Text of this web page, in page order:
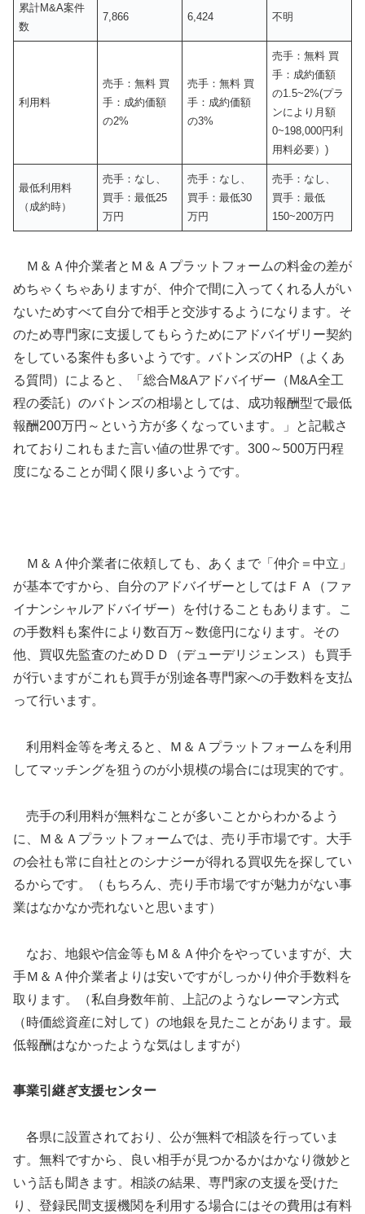
累計M&A案件
数
7,866 6,424 不明
利用料
売手：無料 買
手：成約価額
の2%
売手：無料 買
手：成約価額
の3%
売手：無料 買
手：成約価額
の1.5~2%(プラ
ンにより月額
0~198,000円利
用料必要）)
最低利用料
（成約時）
売手：なし、
買手：最低25
万円
売手：なし、
買手：最低30
万円
売手：なし、
買手：最低
150~200万円
Ｍ＆Ａ仲介業者とＭ＆Ａプラットフォームの料金の差が
めちゃくちゃありますが、仲介で間に入ってくれる人がい
ないためすべて自分で相手と交渉するようになります。そ
のため専門家に支援してもらうためにアドバイザリー契約
をしている案件も多いようです。バトンズのHP（よくあ
る質問）によると、「総合M&Aアドバイザー（M&A全工
程の委託）のバトンズの相場としては、成功報酬型で最低
報酬200万円～という方が多くなっています。」と記載さ
れておりこれもまた言い値の世界です。300～500万円程
度になることが聞く限り多いようです。
Ｍ＆Ａ仲介業者に依頼しても、あくまで「仲介＝中立」
が基本ですから、自分のアドバイザーとしてはＦＡ（ファ
イナンシャルアドバイザー）を付けることもあります。こ
の手数料も案件により数百万～数億円になります。その
他、買収先監査のためＤＤ（デューデリジェンス）も買手
が行いますがこれも買手が別途各専門家への手数料を支払
って行います。
利用料金等を考えると、Ｍ＆Ａプラットフォームを利用
してマッチングを狙うのが小規模の場合には現実的です。
売手の利用料が無料なことが多いことからわかるよう
に、Ｍ＆Ａプラットフォームでは、売り手市場です。大手
の会社も常に自社とのシナジーが得れる買収先を探してい
るからです。（もちろん、売り手市場ですが魅力がない事
業はなかなか売れないと思います）
なお、地銀や信金等もＭ＆Ａ仲介をやっていますが、大
手Ｍ＆Ａ仲介業者よりは安いですがしっかり仲介手数料を
取ります。（私自身数年前、上記のようなレーマン方式
（時価総資産に対して）の地銀を見たことがあります。最
低報酬はなかったような気はしますが）
事業引継ぎ支援センター
各県に設置されており、公が無料で相談を行っていま
す。無料ですから、良い相手が見つかるかはかなり微妙と
いう話も聞きます。相談の結果、専門家の支援を受けた
り、登録民間支援機関を利用する場合にはその費用は有料